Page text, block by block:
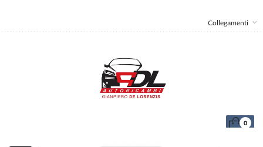
Collegamenti
0